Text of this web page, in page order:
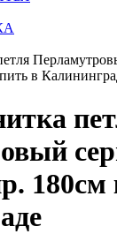
в
180см